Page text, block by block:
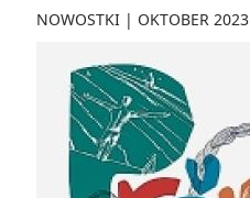
NOWOSTKI | OKTOBER 2023